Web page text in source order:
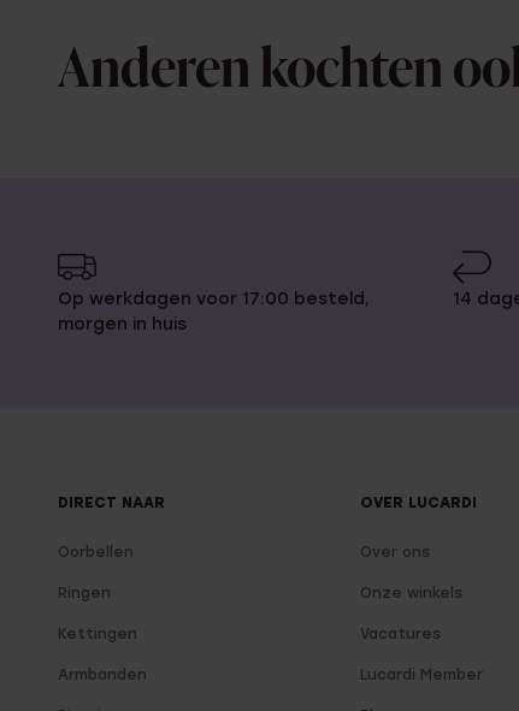
Anderen kochten
Op werkdagen voor 17:00 besteld,
morgen in huis
14
DIRECT NAAR
Oorbellen
Ringen
Kettingen
Armbanden
OVER LUCARDI
Over ons
Onze winkels
Vacatures
Lucardi Member